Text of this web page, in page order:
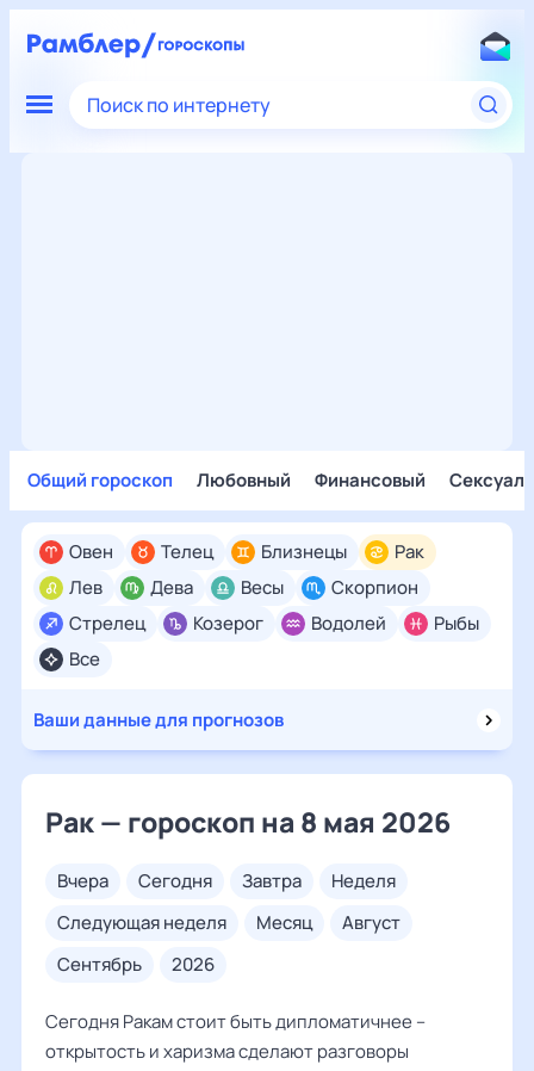
Поиск по интернету
Общий гороскоп Любовный Финансовый
Все
Овен Телец Близнецы
Рак
Лев
Дева Весы
Скорпион
Стрелец
Козерог Водолей Рыбы
Ваши данные для прогнозов
Рак — гороскоп на 8 мая 2026
вчера сегодня завтра
неделя
следующая неделя
месяц
август
сентябрь
2026
Сегодня Ракам стоит быть дипломатичнее –
открытость и харизма сделают разговоры